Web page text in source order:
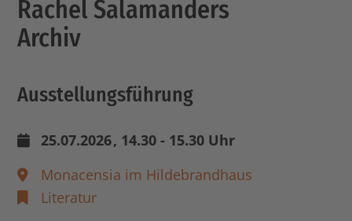
Rachel Salamanders
Archiv
Ausstellungsführung
25.07.2026, 14.30 - 15.30 Uhr
Monacensia im Hildebrandhaus
Literatur